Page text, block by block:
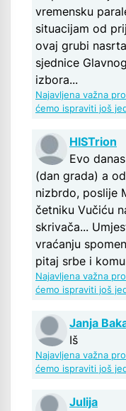
vremensku
situacijam od
ovaj grubi
sjednice
izbora...
Najavljena važna
ćemo ispraviti još
HISTrion
Evo
(dan grada) a
nizbrdo, poslije
četniku Vučiću
skrivača...
vraćanju
pitaj srbe i
Najavljena važna
ćemo ispraviti još
Janja
Iš
Najavljena važna
ćemo ispraviti još
Julija